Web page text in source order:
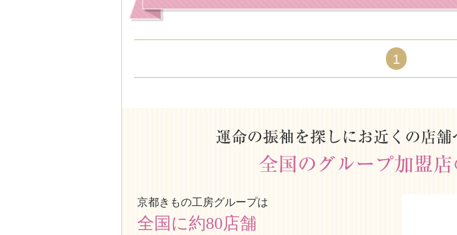
1
京都きもの工房グループは
全国に約80店舗